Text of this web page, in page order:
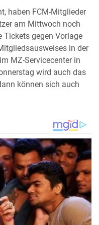
haben FCM-Mitglieder
am Mittwoch noch
Tickets gegen Vorlage
in der
MZ-Servicecenter in
wird auch das
können sich auch